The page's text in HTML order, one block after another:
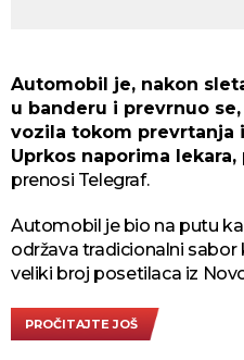
Automobil je, nakon
u banderu i prevrnuo
vozila tokom prevrtanja
Uprkos naporima
prenosi Telegraf.
Automobil je bio na putu
održava tradicionalni
veliki broj posetilaca iz
PROČITAJTE JOŠ